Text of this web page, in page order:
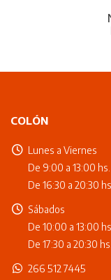
COLÓN
Lunes a Viernes
De 9:00 a 13:00 hs.
De 16:30 a 20:30 hs.
Sábados
De 10:00 a 13:00 hs.
De 17:30 a 20:30 hs.
266 512 7445